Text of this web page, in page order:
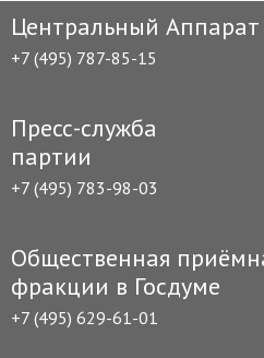
Центральный
+7 (495) 787-85-15
Пресс-служба
партии
+7 (495) 783-98-03
Общественная
фракции в Госдуме
+7 (495) 629-61-01